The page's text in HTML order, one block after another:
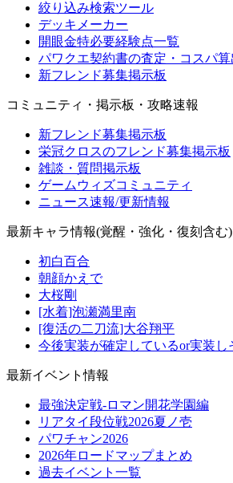
絞り込み検索ツール
デッキメーカー
開眼金特必要経験点一覧
パワクエ契約書の査定・コスパ
新フレンド募集掲示板
コミュニティ・掲示板・攻略速報
新フレンド募集掲示板
栄冠クロスのフレンド募集掲示板
雑談・質問掲示板
ゲームウィズコミュニティ
ニュース速報/更新情報
最新キャラ情報(覚醒・強化・復刻含む)
初白百合
朝顔かえで
大桜剛
[水着]泡瀬満里南
[復活の二刀流]大谷翔平
今後実装が確定しているor実装し
最新イベント情報
最強決定戦-ロマン開花学園編
リアタイ段位戦2026夏ノ壱
パワチャン2026
2026年ロードマップまとめ
過去イベント一覧